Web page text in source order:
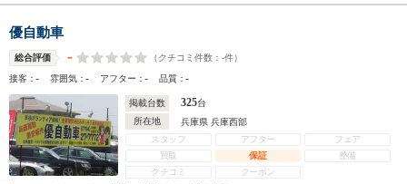
優自動車
総合評価 - （クチコミ件数： -件）
接客：- 雰囲気：- アフター：- 品質：-
掲載台数 325台
所在地
兵庫県 兵庫西部
スタッフ
アフター
フェア
買取
保証
整備
クチコミ
クーポン